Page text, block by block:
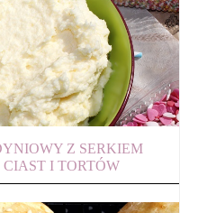
Z SERKIEM
I TORTÓW